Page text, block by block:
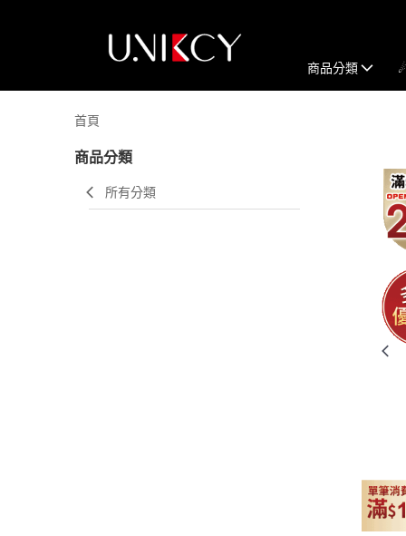
商品分類
首頁
商品分類
所有分類